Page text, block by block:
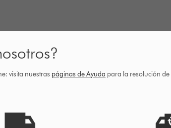
visita nuestras páginas de Ayuda para la resolución